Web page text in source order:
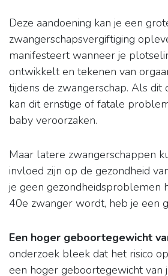
Deze aandoening kan je een
zwangerschapsvergiftiging
manifesteert wanneer je
ontwikkelt en tekenen van
tijdens de zwangerschap. Als
kan dit ernstige of fatale
baby veroorzaken.
Maar latere zwangerschappen
invloed zijn op de gezondheid
je geen gezondheidsproblemen
40e zwanger wordt, heb je een
Een hoger geboortegewicht
onderzoek bleek dat het risico
een hoger geboortegewicht van